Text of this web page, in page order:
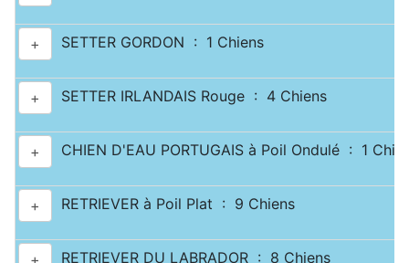
+ SETTER GORDON : 1 Chiens
+ SETTER IRLANDAIS Rouge : 4 Chiens
+ CHIEN D'EAU PORTUGAIS à Poil Ondulé : 1
+ RETRIEVER à Poil Plat : 9 Chiens
+ RETRIEVER DU LABRADOR : 8 Chiens